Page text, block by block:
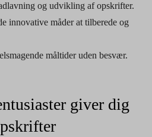
og udvikling af opskrifter.
innovative måder at tilberede og
måltider uden besvær.
giver dig